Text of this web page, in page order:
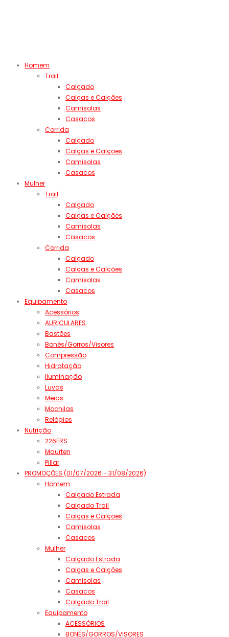
Homem
Trail
Calçado
Calças e Calções
Camisolas
Casacos
Corrida
Calçado
Calças e Calções
Camisolas
Casacos
Mulher
Trail
Calçado
Calças e Calções
Camisolas
Casacos
Corrida
Calçado
Calças e Calções
Camisolas
Casacos
Equipamento
Acessórios
AURICULARES
Bastões
Bonés/Gorros/Visores
Compressão
Hidratação
Iluminação
Luvas
Meias
Mochilas
Relógios
Nutrição
226ERS
Maurten
Pillar
PROMOÇÕES (01/07/2026 - 31/08/2026)
Homem
Calçado Estrada
Calçado Trail
Calças e Calções
Camisolas
Casacos
Mulher
Calçado Estrada
Calças e Calções
Camisolas
Casacos
Calçado Trail
Equipamento
ACESSÓRIOS
BONÉS/GORROS/VISORES